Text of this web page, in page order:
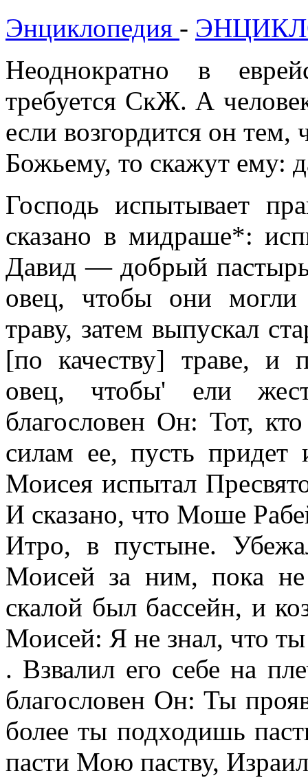
Энциклопедия -
Неоднократно в
требуется СкЖ. А
если возгордится он
Божьему, то скажут ему:
Господь испытывает
сказано в мидраше*:
Давид — добрый
овец, чтобы они
траву, затем выпускал
[по качеству] траве, и
овец, чтобы' ели
благословен Он: Тот,
силам ее, пусть
Моисея испытал
И сказано, что Моше
Итро, в пустыне.
Моисей за ним, пока
скалой был бассейн, и
Моисей: Я не знал, что
. Взвалил его себе на
благословен Он: Ты
более ты подходишь
пасти Мою паству,